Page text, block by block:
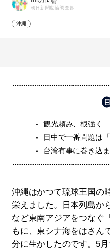
朝日新聞世論調査部
沖縄
観光頼み、根強く
日中で一番問題は「
台湾有事に巻き込
沖縄はかつて琉球王国の
栄えました。日本列島か
など東南アジアをつなぐ
もに、東シナ海をはさん
分に生かしたのです。5